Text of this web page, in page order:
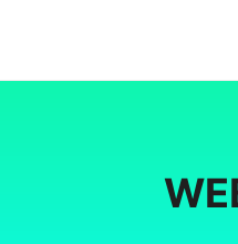
• Filmora for Mac